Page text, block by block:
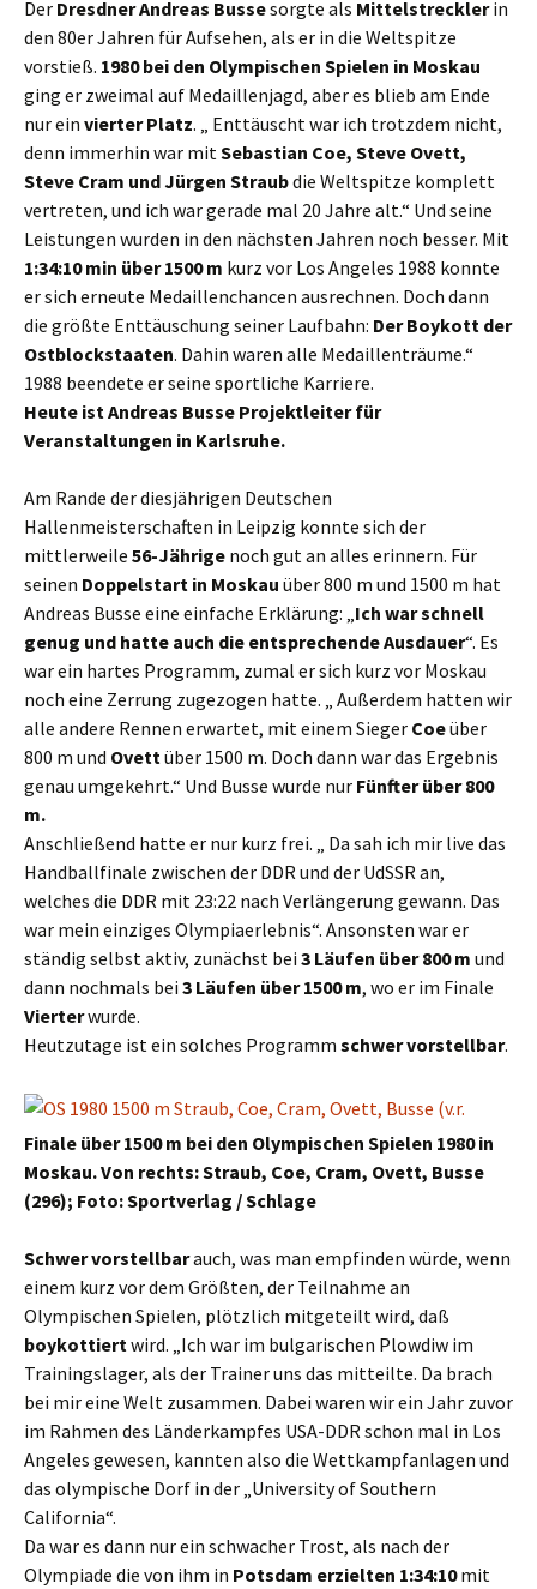
Der Dresdner Andreas Bussesorgte als Mittelstrecklerin
den 80er Jahren für Aufsehen, als er in die Weltspitze
vorstieß. 1980 bei den Olympischen Spielen in Moskau
ging er zweimal auf Medaillenjagd, aber es blieb am Ende
nur ein vierterPlatz. „ Enttäuscht war ich trotzdem nicht,
denn immerhin war mitSebastian Coe, Steve Ovett,
Steve Cram und Jürgen Straubdie Weltspitze komplett
vertreten, und ich war gerade mal 20 Jahre alt.“ Und seine
Leistungen wurden in den nächsten Jahren noch besser. Mit
1:34:10 min über 1500 m kurz vor Los Angeles 1988 konnte
er sich erneute Medaillenchancen ausrechnen. Doch dann
die größte Enttäuschung seiner Laufbahn: Der Boykott der
Ostblockstaaten. Dahin waren alle Medaillenträume.“
1988 beendete er seine sportliche Karriere.
Heute ist Andreas Busse Projektleiter für
Veranstaltungen in Karlsruhe.
Am Rande der diesjährigen Deutschen
Hallenmeisterschaften in Leipzig konnte sich der
mittlerweile 56-Jährige noch gut an alles erinnern. Für
seinen Doppelstart in Moskau über 800 m und 1500 m hat
Andreas Busse eine einfache Erklärung: „Ich war schnell
genug und hatte auch die entsprechende Ausdauer“. Es
war ein hartes Programm, zumal er sich kurz vor Moskau
noch eine Zerrung zugezogen hatte. „ Außerdem hatten wir
alle andere Rennen erwartet, mit einem Sieger Coeüber
800 m und Ovettüber 1500 m. Doch dann war das Ergebnis
genau umgekehrt.“ Und Busse wurde nur Fünfter über 800
m.
Anschließend hatte er nur kurz frei. „ Da sah ich mir live das
Handballfinale zwischen der DDR und der UdSSR an,
welches die DDR mit 23:22 nach Verlängerung gewann. Das
war mein einziges Olympiaerlebnis“. Ansonsten war er
ständig selbst aktiv, zunächst bei 3 Läufen über 800 m und
dann nochmals bei 3 Läufen über 1500 m, wo er im Finale
Vierterwurde.
Heutzutage ist ein solches Programm schwer vorstellbar.
Finale über 1500 m bei den Olympischen Spielen 1980 in
Moskau. Von rechts: Straub, Coe, Cram, Ovett, Busse
(296); Foto: Sportverlag / Schlage
Schwer vorstellbarauch, was man empfinden würde, wenn
einem kurz vor dem Größten, der Teilnahme an
Olympischen Spielen, plötzlich mitgeteilt wird, daß
boykottiertwird. „Ich war im bulgarischen Plowdiw im
Trainingslager, als der Trainer uns das mitteilte. Da brach
bei mir eine Welt zusammen. Dabei waren wir ein Jahr zuvor
im Rahmen des Länderkampfes USA-DDR schon mal in Los
Angeles gewesen, kannten also die Wettkampfanlagen und
das olympische Dorf in der „University of Southern
California“.
Da war es dann nur ein schwacher Trost, als nach der
Olympiade die von ihm in Potsdam erzielten 1:34:10mit